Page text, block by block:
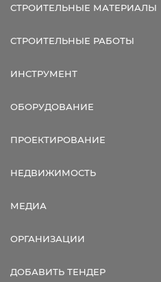
СТРОИТЕЛЬНЫЕ МАТЕРИАЛЫ
СТРОИТЕЛЬНЫЕ РАБОТЫ
ИНСТРУМЕНТ
ОБОРУДОВАНИЕ
ПРОЕКТИРОВАНИЕ
НЕДВИЖИМОСТЬ
МЕДИА
ОРГАНИЗАЦИИ
ДОБАВИТЬ ТЕНДЕР